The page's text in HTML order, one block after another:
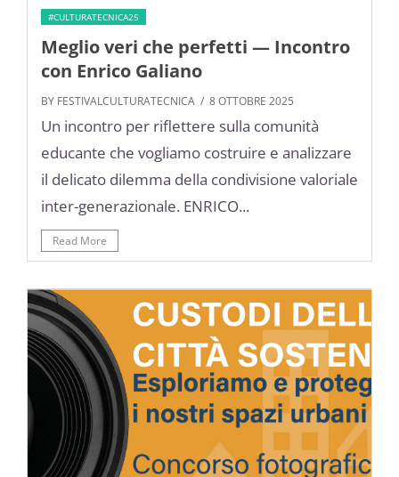
#CULTURATECNICA25
Meglio veri che perfetti — Incontro
con Enrico Galiano
BY FESTIVALCULTURATECNICA / 8 OTTOBRE 2025
Un incontro per riflettere sulla comunità
educante che vogliamo costruire e analizzare
il delicato dilemma della condivisione valoriale
inter-generazionale. ENRICO...
Read More